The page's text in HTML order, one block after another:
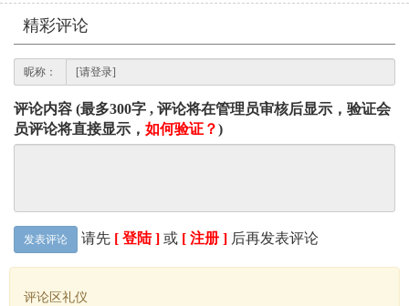
精彩评论
昵称：
评论内容 (最多300字 , 评论将在管理员审核后显示，验证会
员评论将直接显示， 如何验证？)
发表评论 请先 [ 登陆 ] 或 [ 注册 ] 后再发表评论
评论区礼仪